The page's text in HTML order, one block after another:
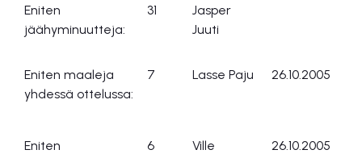
Eniten
jäähyminuutteja:
31
Jasper
Juuti
Eniten maaleja
yhdessä ottelussa:
7 Lasse Paju 26.10.2005
Eniten
6
Ville
26.10.2005